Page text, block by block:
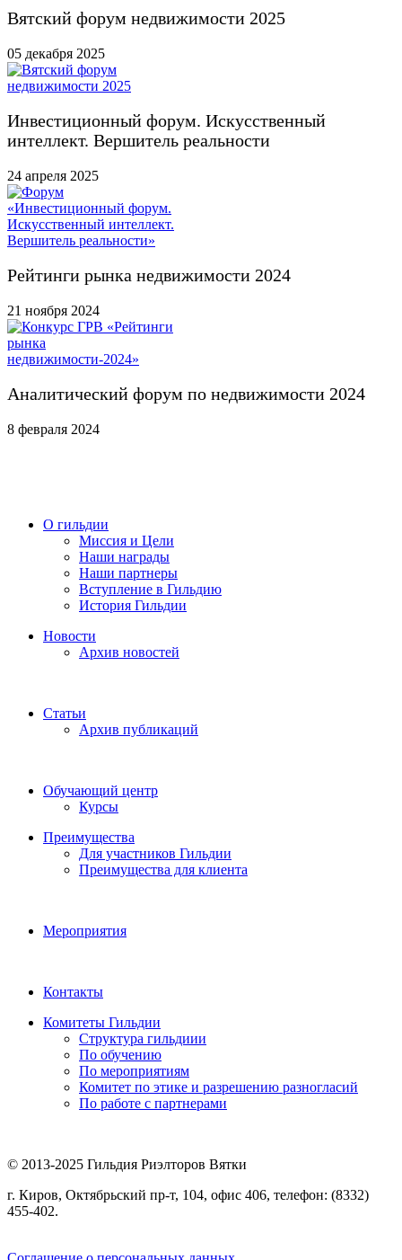
Вятский форум недвижимости 2025
05 декабря 2025
Инвестиционный форум. Искусственный
интеллект. Вершитель реальности
24 апреля 2025
Рейтинги рынка недвижимости 2024
21 ноября 2024
Аналитический форум по недвижимости 2024
8 февраля 2024
О гильдии
Миссия и Цели
Наши награды
Наши партнеры
Вступление в Гильдию
История Гильдии
Новости
Архив новостей
Статьи
Архив публикаций
Обучающий центр
Курсы
Преимущества
Для участников Гильдии
Преимущества для клиента
Мероприятия
Контакты
Комитеты Гильдии
Структура гильдиии
По обучению
По мероприятиям
Комитет по этике и разрешению разногласий
По работе с партнерами
© 2013-2025 Гильдия Риэлторов Вятки
г. Киров, Октябрьский пр-т, 104, офис 406, телефон: (8332)
455-402.